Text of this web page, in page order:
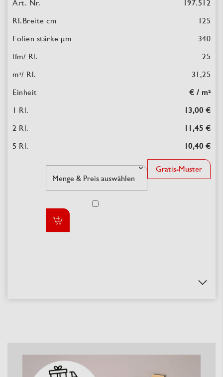
197.512
125
340
25
31,25
€ / m²
13,00 €
11,45 €
10,40 €
Gratis-Muster